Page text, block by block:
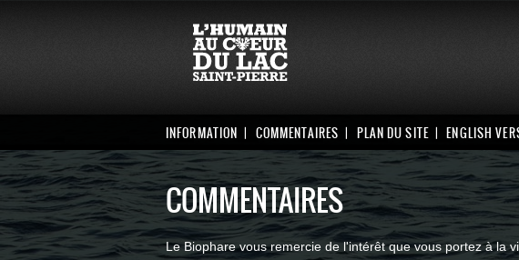
INFORMATION COMMENTAIRES PLAN DU SITE ENGLISH
COMMENTAIRES
Le Biophare vous remercie de l'intérêt que vous portez à la